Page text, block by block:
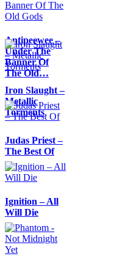
Antipeewee –
Under The
Banner Of
The Old…
Iron Slaught –
Metallic
Torments
Judas Priest –
The Best Of
Ignition – All
Will Die